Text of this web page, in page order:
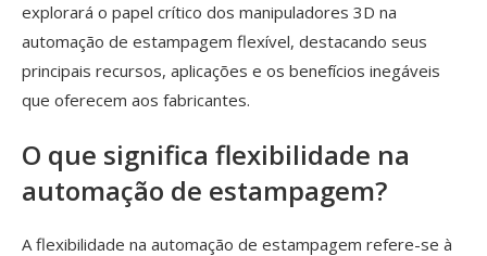
explorará o papel crítico dos manipuladores 3D na
automação de estampagem flexível, destacando seus
principais recursos, aplicações e os benefícios inegáveis ​​
que oferecem aos fabricantes.
O que significa flexibilidade na
automação de estampagem?
A flexibilidade na automação de estampagem refere-se à